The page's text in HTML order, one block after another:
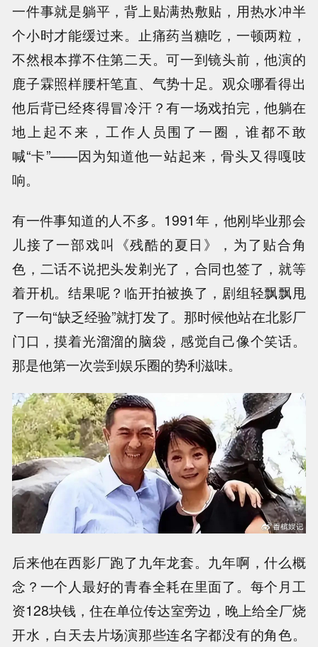
一件事就是躺平，背上贴满热敷贴，用热水冲半
个小时才能缓过来。止痛药当糖吃，一顿两粒，
不然根本撑不住第二天。可一到镜头前，他演的
鹿子霖照样腰杆笔直、气势十足。观众哪看得出
他后背已经疼得冒冷汗？有一场戏拍完，他躺在
地上起不来，工作人员围了一圈，谁都不敢
喊“卡”——因为知道他一站起来，骨头又得嘎吱
响。
有一件事知道的人不多。1991年，他刚毕业那会
儿接了一部戏叫《残酷的夏日》，为了贴合角
色，二话不说把头发剃光了，合同也签了，就等
着开机。结果呢？临开拍被换了，剧组轻飘飘甩
了一句“缺乏经验”就打发了。那时候他站在北影厂
门口，摸着光溜溜的脑袋，感觉自己像个笑话。
那是他第一次尝到娱乐圈的势利滋味。
后来他在西影厂跑了九年龙套。九年啊，什么概
念？一个人最好的青春全耗在里面了。每个月工
资128块钱，住在单位传达室旁边，晚上给全厂烧
开水，白天去片场演那些连名字都没有的角色。